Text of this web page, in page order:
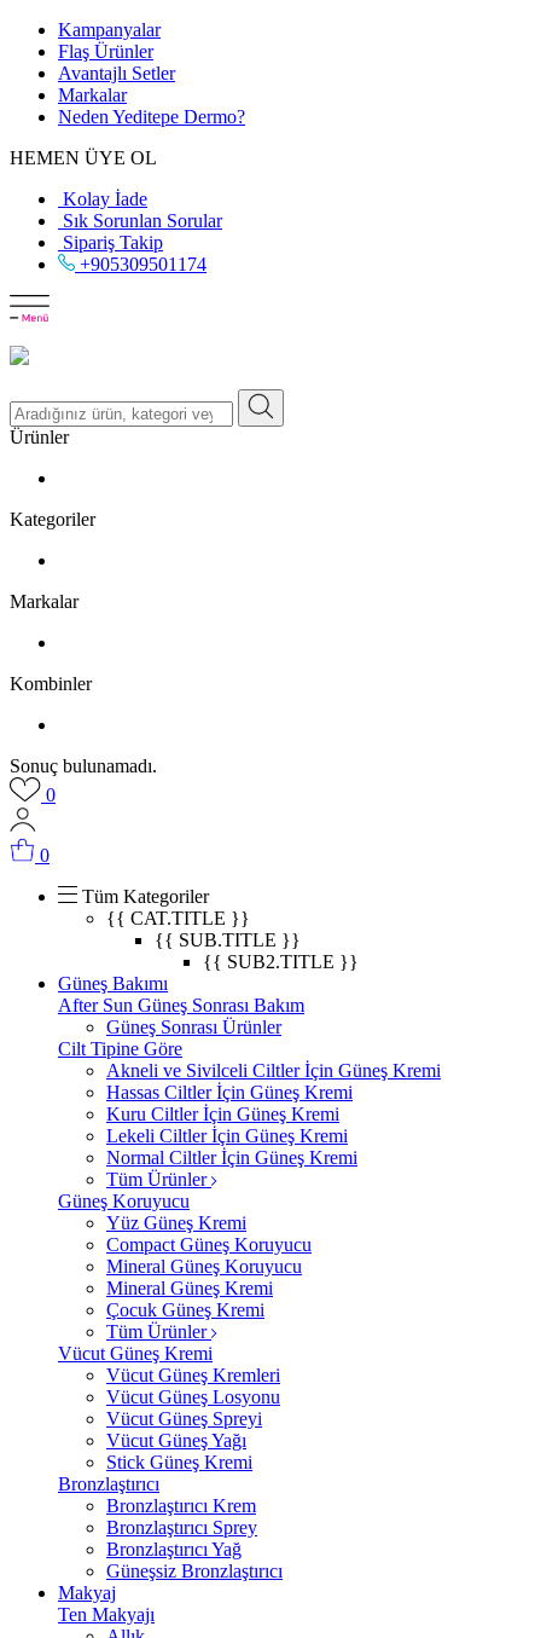
Kampanyalar
Flaş Ürünler
Avantajlı Setler
Markalar
Neden Yeditepe Dermo?
HEMEN ÜYE OL
Kolay İade
Sık Sorunlan Sorular
Sipariş Takip
+905309501174
Ürünler
Kategoriler
Markalar
Kombinler
Sonuç bulunamadı.
0
0
Tüm Kategoriler
{{ CAT.TITLE }}
{{ SUB.TITLE }}
{{ SUB2.TITLE }}
Güneş Bakımı
After Sun Güneş Sonrası Bakım
Güneş Sonrası Ürünler
Cilt Tipine Göre
Akneli ve Sivilceli Ciltler İçin Güneş Kremi
Hassas Ciltler İçin Güneş Kremi
Kuru Ciltler İçin Güneş Kremi
Lekeli Ciltler İçin Güneş Kremi
Normal Ciltler İçin Güneş Kremi
Tüm Ürünler
Güneş Koruyucu
Yüz Güneş Kremi
Compact Güneş Koruyucu
Mineral Güneş Koruyucu
Mineral Güneş Kremi
Çocuk Güneş Kremi
Tüm Ürünler
Vücut Güneş Kremi
Vücut Güneş Kremleri
Vücut Güneş Losyonu
Vücut Güneş Spreyi
Vücut Güneş Yağı
Stick Güneş Kremi
Bronzlaştırıcı
Bronzlaştırıcı Krem
Bronzlaştırıcı Sprey
Bronzlaştırıcı Yağ
Güneşsiz Bronzlaştırıcı
Makyaj
Ten Makyajı